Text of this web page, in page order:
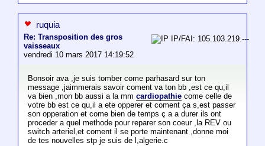
ruquia
Re: Transposition des gros
vaisseaux
vendredi 10 mars 2017 14:19:52
IP/FAI: 105.103.219.---
Bonsoir ava ,je suis tomber come parhasard sur ton
message ,jaimmerais savoir coment va ton bb ,est ce qu,il
va bien ,mon bb aussi a la mm cardiopathiecome celle de
votre bb est ce qu,il a ete opperer et coment ça s,est passer
son opperation et come bien de temps ç a a durer ils ont
proceder a quel methode pour reparer son coeur ,la REV ou
switch arteriel,et coment il se porte maintenant ,donne moi
de tes nouvelles stp je suis de l,algerie.c